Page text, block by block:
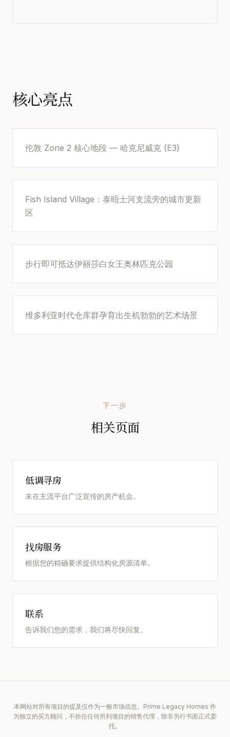
核心亮点
伦敦 Zone 2 核心地段 — 哈克尼威克 (E3)
Fish Island Village：泰晤士河支流旁的城市更新
区
步行即可抵达伊丽莎白女王奥林匹克公园
维多利亚时代仓库群孕育出生机勃勃的艺术场景
下一步
相关页面
低调寻房
未在主流平台广泛宣传的房产机会。
找房服务
根据您的精确要求提供结构化房源清单。
联系
告诉我们您的需求，我们将尽快回复。
本网站对所有项目的提及仅作为一般市场信息。Prime Legacy Homes 作
为独立的买方顾问，不担任任何所列项目的销售代理，除非另行书面正式委
托。